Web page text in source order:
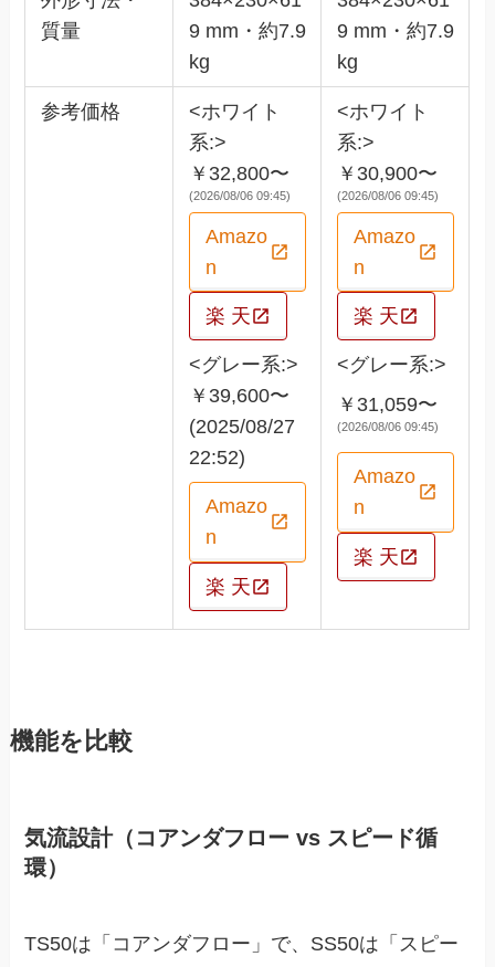
質量
9 mm・約7.9
kg
9 mm・約7.9
kg
参考価格
<ホワイト
系:>
￥32,800〜
(2026/08/06 09:45)
Amazo
n
楽 天
<グレー系:>
￥39,600〜
(2025/08/27
22:52)
Amazo
n
楽 天
<ホワイト
系:>
￥30,900〜
(2026/08/06 09:45)
Amazo
n
楽 天
<グレー系:>
￥31,059〜
(2026/08/06 09:45)
Amazo
n
楽 天
機能を比較
気流設計（コアンダフロー vs スピード循
環）
TS50は「コアンダフロー」で、SS50は「スピー